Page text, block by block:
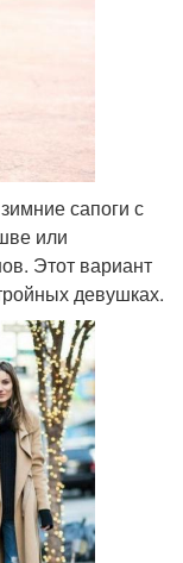
сапоги с
или
Этот вариант
девушках.